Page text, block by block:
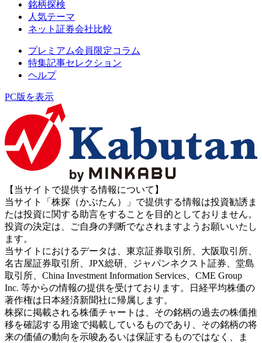
銘柄探検
人気テーマ
ネット証券会社比較
プレミアム会員限定コラム
特集記事セレクション
ヘルプ
PC版を表示
【当サイトで提供する情報について】
当サイト「株探（かぶたん）」で提供する情報は投資勧誘ま
たは投資に関する助言をすることを目的としておりません。
投資の決定は、ご自身の判断でなされますようお願いいたし
ます。
当サイトにおけるデータは、東京証券取引所、大阪取引所、
名古屋証券取引所、JPX総研、ジャパンネクスト証券、堂島
取引所、China Investment Information Services、CME Group
Inc. 等からの情報の提供を受けております。日経平均株価の
著作権は日本経済新聞社に帰属します。
株探に掲載される株価チャートは、その銘柄の過去の株価推
移を確認する用途で掲載しているものであり、その銘柄の将
来の価値の動向を示唆あるいは保証するものではなく、ま